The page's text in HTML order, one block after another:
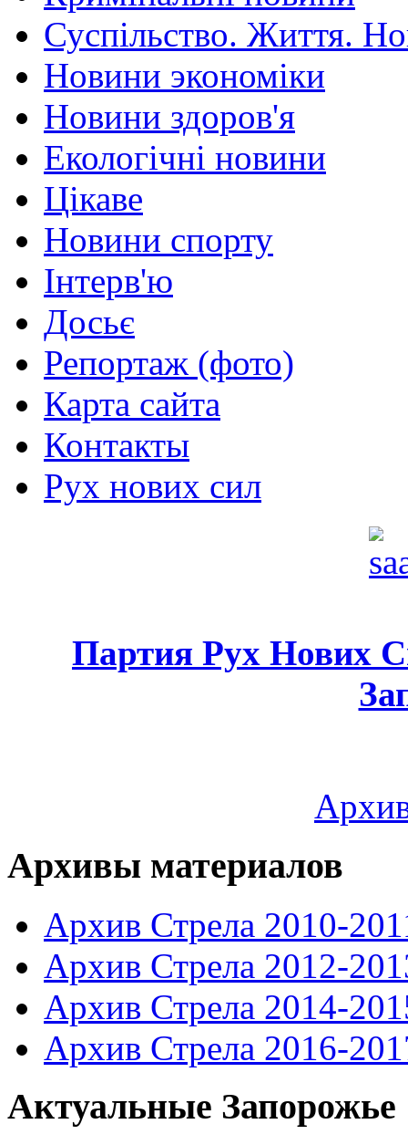
Суспільство. Життя.
Новини экономіки
Новини здоров'я
Екологічні новини
Цікаве
Новини спорту
Інтерв'ю
Досьє
Репортаж (фото)
Карта сайта
Контакты
Рух нових сил
Партия Рух Нових
Архивы материалов
Архив Стрела 2010-
Архив Стрела 2012-
Архив Стрела 2014-
Архив Стрела 2016-
Актуальные Запорожье